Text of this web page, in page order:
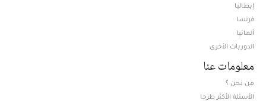
إيطاليا
فرنسا
ألمانيا
الدوريات الأخرى
معلومات عنا
من نحن ؟
الأسئلة الأكثر طرحا